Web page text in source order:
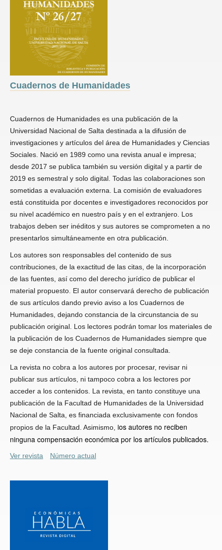
Cuadernos de Humanidades
Cuadernos de Humanidades es una publicación de la
Universidad Nacional de Salta destinada a la difusión de
investigaciones y artículos del área de Humanidades y Ciencias
Sociales. Nació en 1989 como una revista anual e impresa;
desde 2017 se publica también su versión digital y a partir de
2019 es semestral y solo digital. Todas las colaboraciones son
sometidas a evaluación externa. La comisión de evaluadores
está constituida por docentes e investigadores reconocidos por
su nivel académico en nuestro país y en el extranjero. Los
trabajos deben ser inéditos y sus autores se comprometen a no
presentarlos simultáneamente en otra publicación.
Los autores son responsables del contenido de sus
contribuciones, de la exactitud de las citas, de la incorporación
de las fuentes, así como del derecho jurídico de publicar el
material propuesto. El autor conservará derecho de publicación
de sus artículos dando previo aviso a los Cuadernos de
Humanidades, dejando constancia de la circunstancia de su
publicación original. Los lectores podrán tomar los materiales de
la publicación de los Cuadernos de Humanidades siempre que
se deje constancia de la fuente original consultada.
La revista no cobra a los autores por procesar, revisar ni
publicar sus artículos, ni tampoco cobra a los lectores por
acceder a los contenidos. La revista, en tanto constituye una
publicación de la Facultad de Humanidades de la Universidad
Nacional de Salta, es financiada exclusivamente con fondos
propios de la Facultad. Asimismo, los autores no reciben
ninguna compensación económica por los artículos publicados.
Ver revista Número actual